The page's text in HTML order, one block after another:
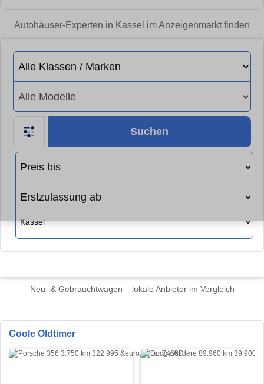
Autohäuser-Experten in Kassel im Anzeigenmarkt finden
Suchen
Neu- & Gebrauchtwagen – lokale Anbieter im Vergleich
Coole Oldtimer